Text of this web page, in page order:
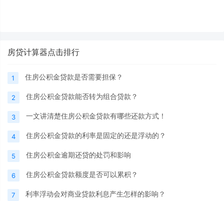
房贷计算器点击排行
1 住房公积金贷款是否需要担保？
2 住房公积金贷款能否转为组合贷款？
3 一文讲清楚住房公积金贷款有哪些还款方式！
4 住房公积金贷款的利率是固定的还是浮动的？
5 住房公积金逾期还贷的处罚和影响
6 住房公积金贷款额度是否可以累积？
7 利率浮动会对商业贷款利息产生怎样的影响？